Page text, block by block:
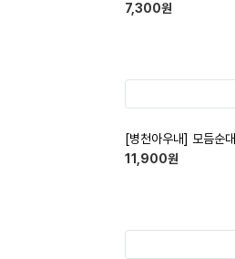
7,300원
[병천아우내] 모듬순대
11,900원